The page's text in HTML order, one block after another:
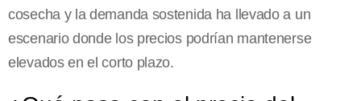
cosecha y la demanda sostenida ha llevado a un
escenario donde los precios podrían mantenerse
elevados en el corto plazo.